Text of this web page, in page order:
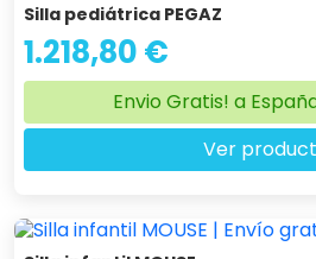
Silla pediátrica PEGAZ
1.218,80 €
Envio Gratis! a
Ver